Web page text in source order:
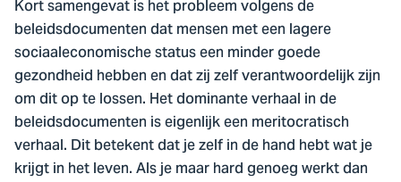
Kort samengevat is het probleem volgens de
beleidsdocumenten dat mensen met een lagere
sociaaleconomische status een minder goede
gezondheid hebben en dat zij zelf verantwoordelijk zijn
om dit op te lossen. Het dominante verhaal in de
beleidsdocumenten is eigenlijk een meritocratisch
verhaal. Dit betekent dat je zelf in de hand hebt wat je
krijgt in het leven. Als je maar hard genoeg werkt dan